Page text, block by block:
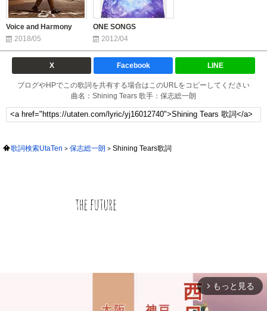
Voice and Harmony
2018/05
ONE SONGS
2012/04
X Facebook LINE
ブログやHPでこの歌詞を共有する場合はこのURLをコピーしてください
曲名：Shining Tears 歌手：保志総一朗
歌詞検索UtaTen 保志総一朗 Shining Tears歌詞
arrow_forward_ios もっと見る